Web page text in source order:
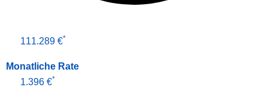
111.289 €*
Monatliche Rate
1.396 €*